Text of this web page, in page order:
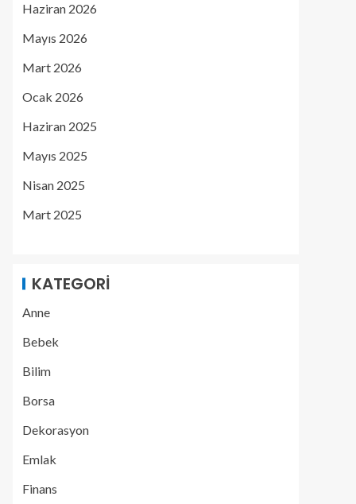
Haziran 2026
Mayıs 2026
Mart 2026
Ocak 2026
Haziran 2025
Mayıs 2025
Nisan 2025
Mart 2025
KATEGORI
Anne
Bebek
Bilim
Borsa
Dekorasyon
Emlak
Finans